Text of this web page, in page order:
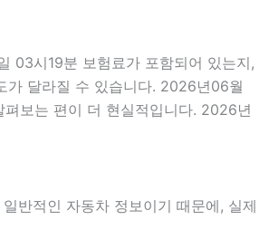
03시19분 보험료가 포함되어 있는지,
가 달라질 수 있습니다. 2026년06월
보는 편이 더 현실적입니다. 2026년
반적인 자동차 정보이기 때문에, 실제